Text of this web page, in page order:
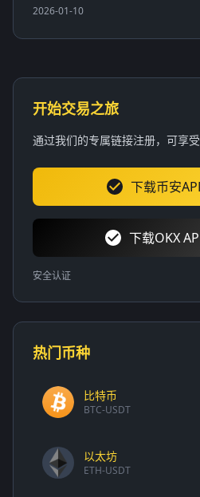
2026-01-10
开始交易之旅
通过我们的专属链接注册，可享
下载币安
下载OKX
安全认证
热门币种
比特币
BTC-USDT
以太坊
ETH-USDT